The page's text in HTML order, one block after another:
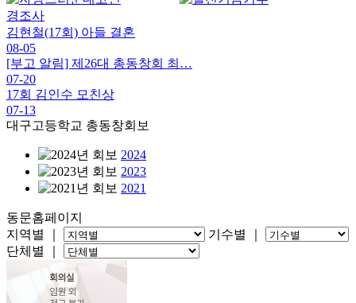
경조사
김현철(17회) 아들 결혼
08-05
[부고 알림] 제26대 총동창회 최…
07-20
17회 김인수 모친상
07-13
대구고등학교 총동창회보
2024
2023
2021
동문홈페이지
지역별 ｜
기수별 ｜
단체별 ｜